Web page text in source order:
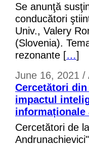
Se anunţă
conducători
Univ., Valery
(Slovenia).
rezonante […]
June 16, 2021 /
Cercetători
impactul
Cercetători de